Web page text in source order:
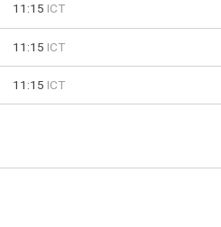
11:15 ICT
11:15 ICT
11:15 ICT